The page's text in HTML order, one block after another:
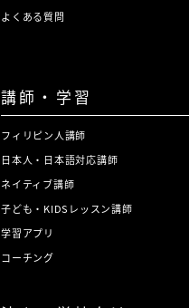
よくある質問
講師・学習
フィリピン人講師
日本人・日本語対応講師
ネイティブ講師
子ども・KIDSレッスン講師
学習アプリ
コーチング